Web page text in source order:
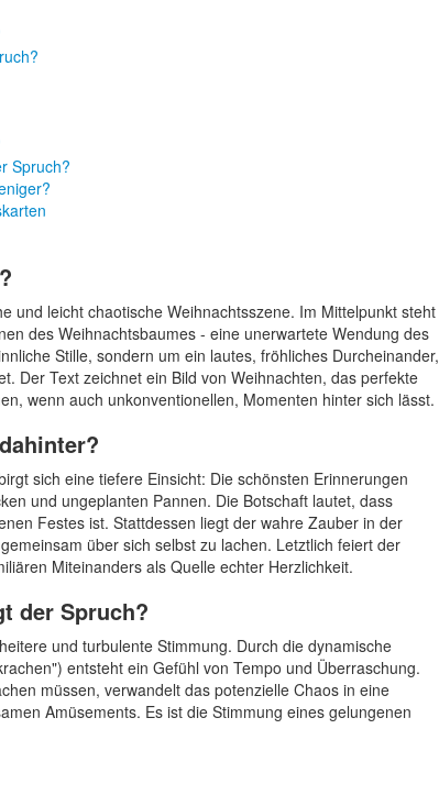
Spruch?
und leicht chaotische Weihnachtsszene. Im Mittelpunkt steht
des Weihnachtsbaumes - eine unerwartete Wendung des
Stille, sondern um ein lautes, fröhliches Durcheinander,
Der Text zeichnet ein Bild von Weihnachten, das perfekte
wenn auch unkonventionellen, Momenten hinter sich lässt.
sich eine tiefere Einsicht: Die schönsten Erinnerungen
und ungeplanten Pannen. Die Botschaft lautet, dass
Festes ist. Stattdessen liegt der wahre Zauber in der
über sich selbst zu lachen. Letztlich feiert der
Miteinanders als Quelle echter Herzlichkeit.
der Spruch?
und turbulente Stimmung. Durch die dynamische
entsteht ein Gefühl von Tempo und Überraschung.
müssen, verwandelt das potenzielle Chaos in eine
Amüsements. Es ist die Stimmung eines gelungenen